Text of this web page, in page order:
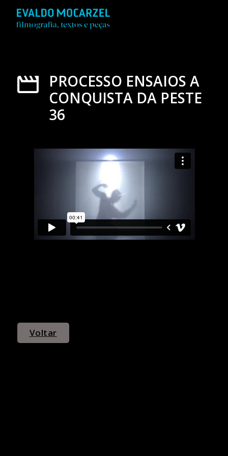
PROCESSO ENSAIOS A
CONQUISTA DA PESTE
36
Voltar